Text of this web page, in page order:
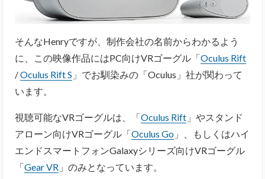
そんなHenryですが、制作会社の名前からわかるよう
に、この映像作品にはPC向けVRゴーグル「Oculus Rift
/Oculus Rift S 」でお馴染みの「Oculus」社が関わって
います。
視聴可能なVRゴーグルは、「Oculus Rift 」やスタンド
アローン向けVRゴーグル「Oculus Go 」、もしくはハイ
エンドスマートフォンGalaxyシリーズ向けVRゴーグル
「Gear VR 」のみとなっています。